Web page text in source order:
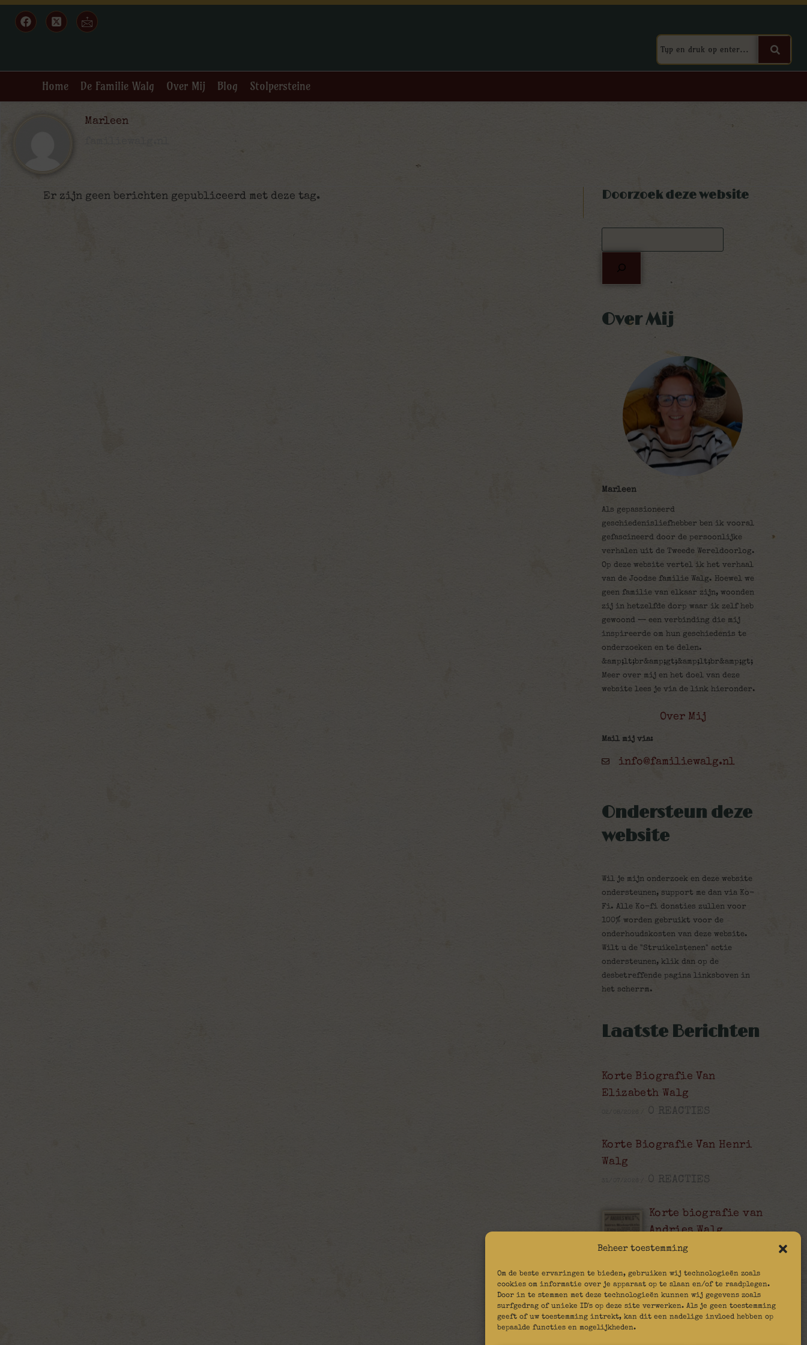
Beheer toestemming
Om de beste ervaringen te bieden, gebruiken wij technologieën zoals
cookies om informatie over je apparaat op te slaan en/of te raadplegen.
Door in te stemmen met deze technologieën kunnen wij gegevens zoals
surfgedrag of unieke ID's op deze site verwerken. Als je geen toestemming
geeft of uw toestemming intrekt, kan dit een nadelige invloed hebben op
bepaalde functies en mogelijkheden.
Home De Familie Walg Over Mij Blog Stolpersteine
Marleen
Er zijn geen berichten gepubliceerd met deze tag. Doorzoek deze website
Over Mij
Marleen
Als gepassioneerd
geschiedenisliefhebber ben ik vooral
gefascineerd door de persoonlijke
verhalen uit de Tweede Wereldoorlog.
Op deze website vertel ik het verhaal
van de Joodse familie Walg. Hoewel we
geen familie van elkaar zijn, woonden
zij in hetzelfde dorp waar ik zelf heb
gewoond — een verbinding die mij
inspireerde om hun geschiedenis te
onderzoeken en te delen.
&amp;lt;br&amp;gt;&amp;lt;br&amp;gt;
Meer over mij en het doel van deze
website lees je via de link hieronder.
Over Mij
Mail mij via:
info@familiewalg.nl
Ondersteun deze
website
Wil je mijn onderzoek en deze website
ondersteunen, support me dan via Ko-
Fi. Alle Ko-fi donaties zullen voor
100% worden gebruikt voor de
onderhoudskosten van deze website.
Wilt u de "Struikelstenen" actie
ondersteunen, klik dan op de
desbetreffende pagina linksboven in
het scherrm.
Laatste Berichten
Korte Biografie Van
Elizabeth Walg
0 REACTIES
Korte Biografie Van Henri
Walg
0 REACTIES
Korte biografie van
Andries Walg
22/03/2026 /
Korte biografie van
Mietje Walg
14/02/2026 / 0 REACTIES